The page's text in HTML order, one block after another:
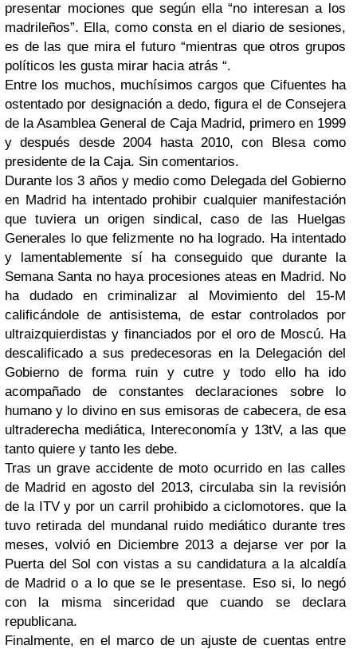
presentar mociones que según ella “no interesan a los
madrileños”. Ella, como consta en el diario de sesiones,
es de las que mira el futuro “mientras que otros grupos
políticos les gusta mirar hacia atrás “.
Entre los muchos, muchísimos cargos que Cifuentes ha
ostentado por designación a dedo, figura el de Consejera
de la Asamblea General de Caja Madrid, primero en 1999
y después desde 2004 hasta 2010, con Blesa como
presidente de la Caja. Sin comentarios.
Durante los 3 años y medio como Delegada del Gobierno
en Madrid ha intentado prohibir cualquier manifestación
que tuviera un origen sindical, caso de las Huelgas
Generales lo que felizmente no ha logrado. Ha intentado
y lamentablemente sí ha conseguido que durante la
Semana Santa no haya procesiones ateas en Madrid. No
ha dudado en criminalizar al Movimiento del 15-M
calificándole de antisistema, de estar controlados por
ultraizquierdistas y financiados por el oro de Moscú. Ha
descalificado a sus predecesoras en la Delegación del
Gobierno de forma ruin y cutre y todo ello ha ido
acompañado de constantes declaraciones sobre lo
humano y lo divino en sus emisoras de cabecera, de esa
ultraderecha mediática, Intereconomía y 13tV, a las que
tanto quiere y tanto les debe.
Tras un grave accidente de moto ocurrido en las calles
de Madrid en agosto del 2013, circulaba sin la revisión
de la ITV y por un carril prohibido a ciclomotores. que la
tuvo retirada del mundanal ruido mediático durante tres
meses, volvió en Diciembre 2013 a dejarse ver por la
Puerta del Sol con vistas a su candidatura a la alcaldía
de Madrid o a lo que se le presentase. Eso si, lo negó
con la misma sinceridad que cuando se declara
republicana.
Finalmente, en el marco de un ajuste de cuentas entre